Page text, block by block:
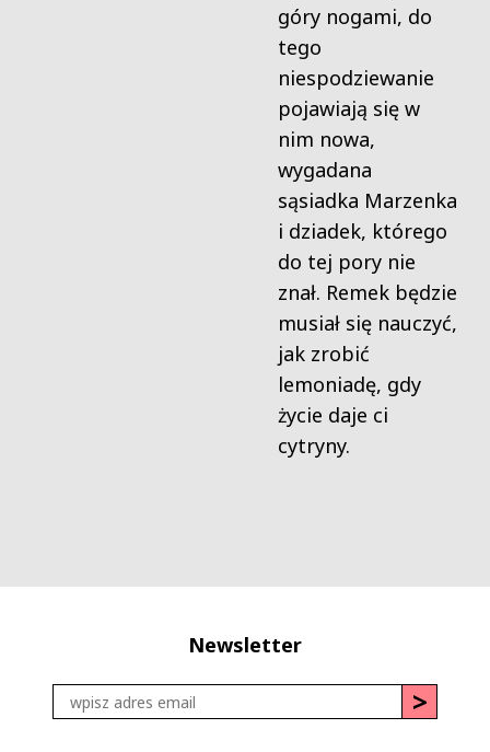
góry nogami, do
tego
niespodziewanie
pojawiają się w
nim nowa,
wygadana
sąsiadka Marzenka
i dziadek, którego
do tej pory nie
znał. Remek będzie
musiał się nauczyć,
jak zrobić
lemoniadę, gdy
życie daje ci
cytryny.
Newsletter